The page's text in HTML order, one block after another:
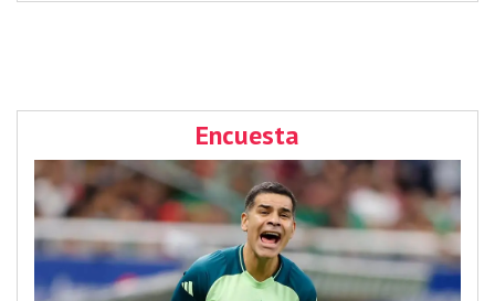
Encuesta